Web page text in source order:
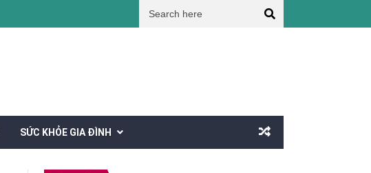
Giúp cha mẹ tăng cường sức khỏe mùa nắng nóng
SỨC KHỎE GIA ĐÌNH